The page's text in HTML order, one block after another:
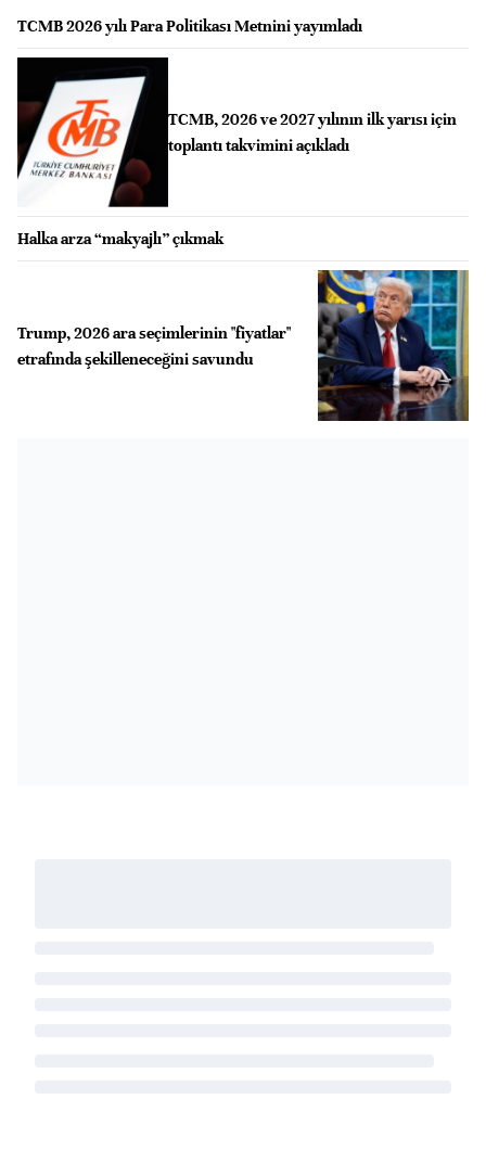
TCMB 2026 yılı Para Politikası Metnini yayımladı
TCMB, 2026 ve 2027 yılının ilk yarısı için
toplantı takvimini açıkladı
Halka arza “makyajlı” çıkmak
Trump, 2026 ara seçimlerinin "fiyatlar"
etrafında şekilleneceğini savundu